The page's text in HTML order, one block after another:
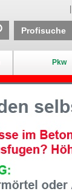
Pkw
Profisuche